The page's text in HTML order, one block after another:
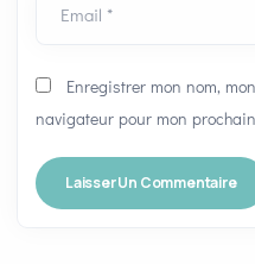
Email *
Enregistrer mon nom,
navigateur pour mon